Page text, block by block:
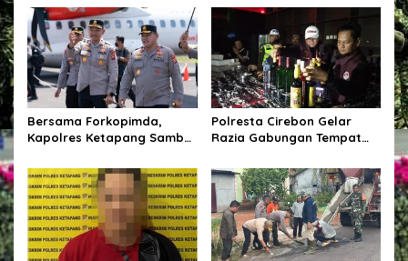
Kepemimpinan dan
Penguatan Pelayanan
Kepolisian
Bersama Lintas Instansi
Bersama Forkopimda,
Kapolres Ketapang Sambut
Kalbar di Bumi Ale-Ale
Kabupaten Ketapang
Polresta Cirebon Gelar
Razia Gabungan Tempat